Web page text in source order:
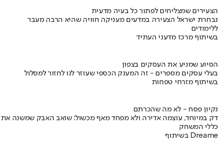
הצעירים שמצליחים לפתור כל בעיה מדעית
נבחרת ישראל הצעירה במדעים מעניקה חוויה שהיא הרבה מעבר
ללימודים
בשיתוף מרכז מדעני העתיד
הסיוע שמניע את העסקים בצפון
בעלי עסקים מספרים - זה המענק הכספי שעוזר לנו לחזור למסלול
בשיתוף מזרחי טפחות
נקיון פסח - לא מה שהכרתם
דק במיוחד, עוצמה אדירה ולא מפחד מאף מכשול: שואב האבק שמשנה את
כללי המשחק
בשיתוף Dreame